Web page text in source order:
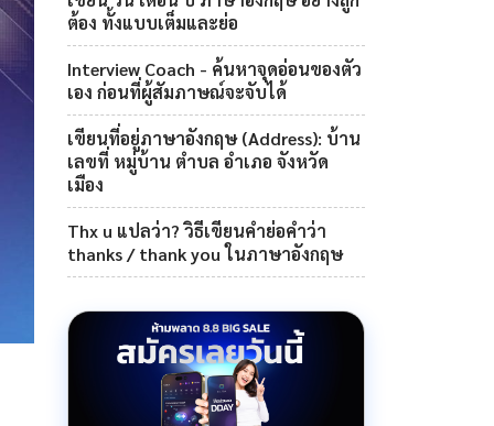
ต้อง ทั้งแบบเต็มและย่อ
Interview Coach - ค้นหาจุดอ่อนของตัว
เอง ก่อนที่ผู้สัมภาษณ์จะจับได้
เขียนที่อยู่ภาษาอังกฤษ (Address): บ้าน
เลขที่ หมู่บ้าน ตำบล อำเภอ จังหวัด
เมือง
Thx u แปลว่า? วิธีเขียนคำย่อคำว่า
thanks / thank you ในภาษาอังกฤษ